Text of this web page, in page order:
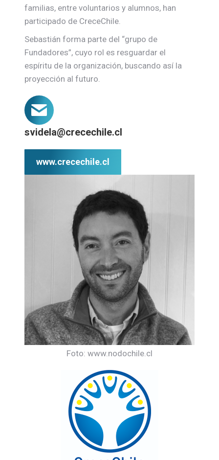
familias, entre voluntarios y alumnos, han
participado de CreceChile.
Sebastián forma parte del “grupo de
Fundadores”, cuyo rol es resguardar el
espíritu de la organización, buscando así la
proyección al futuro.
svidela@crecechile.cl
www.crecechile.cl
Foto: www.nodochile.cl